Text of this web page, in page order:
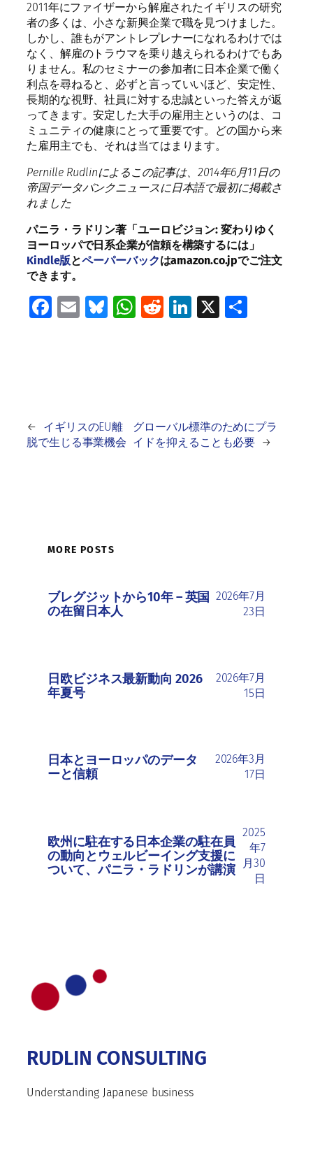
2011年にファイザーから解雇されたイギリスの研究
者の多くは、小さな新興企業で職を見つけました。
しかし、誰もがアントレプレナーになれるわけでは
なく、解雇のトラウマを乗り越えられるわけでもあ
りません。私のセミナーの参加者に日本企業で働く
利点を尋ねると、必ずと言っていいほど、安定性、
長期的な視野、社員に対する忠誠といった答えが返
ってきます。安定した大手の雇用主というのは、コ
ミュニティの健康にとって重要です。どの国から来
た雇用主でも、それは当てはまります。
Pernille Rudlinによるこの記事は、 2014年6月11日の
帝国データバンクニュースに日本語で最初に掲載さ
れまし た
パニラ・ラドリン著「ユーロビジョン:変わりゆく
ヨーロッパで日系企業が信頼を構築するには」
Kindle版とペーパーバックはamazon.co.jpでご注文
できます。
Facebook
EmailBluesky
WhatsApp
RedditLinkedIn
X
←
イギリスのEU離
脱で生じる事業機会
グローバル標準のためにプラ
イドを抑えることも必要 →
MORE POSTS
ブレグジットから10年 ― 英国
の在留日本人
2026年7月
23日
日欧ビジネス最新動向 2026
年夏号
2026年7月
15日
日本とヨーロッパのデータ
ーと信頼
2026年3月
17日
欧州に駐在する日本企業の駐在員
の動向とウェルビーイング支援に
ついて、パニラ・ラドリンが講演
2025
年7
月30
日
RUDLIN CONSULTING
Understanding Japanese business